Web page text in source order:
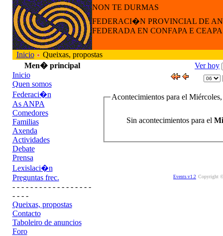
NON TE DURMAS
FEDERACI�N PROVINCIAL DE
FEDERADA EN CONFAPA E CEAPA
Inicio
Queixas, propostas
Men� principal
Inicio
Quen somos
Federaci�n
As ANPA
Comedores
Familias
Axenda
Actividades
Debate
Prensa
Lexislaci�n
Preguntas frec.
- - - - - - - - - - - - - - - - - -
- - - -
Queixas, propostas
Contacto
Taboleiro de anuncios
Foro
Ver hoy
Acontecimientos para el
Sin acontecimientos para el
Events v1.2 Copyright